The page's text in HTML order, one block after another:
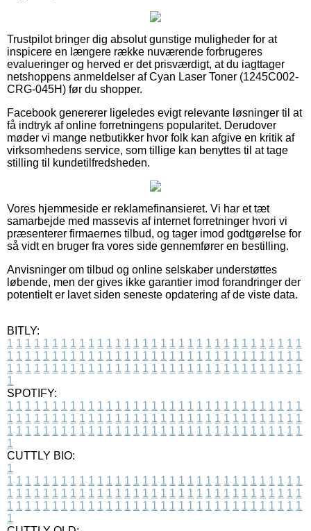
Trustpilot bringer dig absolut gunstige muligheder for at
inspicere en længere række nuværende forbrugeres
evalueringer og herved er det prisværdigt, at du iagttager
netshoppens anmeldelser af Cyan Laser Toner (1245C002-
CRG-045H) før du shopper.
Facebook genererer ligeledes evigt relevante løsninger til at
få indtryk af online forretningens popularitet. Derudover
møder vi mange netbutikker hvor folk kan afgive en kritik af
virksomhedens service, som tillige kan benyttes til at tage
stilling til kundetilfredsheden.
Vores hjemmeside er reklamefinansieret. Vi har et tæt
samarbejde med massevis af internet forretninger hvori vi
præsenterer firmaernes tilbud, og tager imod godtgørelse for
så vidt en bruger fra vores side gennemfører en bestilling.
Anvisninger om tilbud og online selskaber understøttes
løbende, men der gives ikke garantier imod forandringer der
potentielt er lavet siden seneste opdatering af de viste data.
BITLY:
1 1 1 1 1 1 1 1 1 1 1 1 1 1 1 1 1 1 1 1 1 1 1 1 1 1 1 1 1 1 1 1 1
1 1 1 1 1 1 1 1 1 1 1 1 1 1 1 1 1 1 1 1 1 1 1 1 1 1 1 1 1 1 1 1 1
1 1 1 1 1 1 1 1 1 1 1 1 1 1 1 1 1 1 1 1 1 1 1 1 1 1 1 1 1 1 1 1 1
1
SPOTIFY:
1 1 1 1 1 1 1 1 1 1 1 1 1 1 1 1 1 1 1 1 1 1 1 1 1 1 1 1 1 1 1 1 1
1 1 1 1 1 1 1 1 1 1 1 1 1 1 1 1 1 1 1 1 1 1 1 1 1 1 1 1 1 1 1 1 1
1 1 1 1 1 1 1 1 1 1 1 1 1 1 1 1 1 1 1 1 1 1 1 1 1 1 1 1 1 1 1 1 1
1
CUTTLY BIO:
1
1 1 1 1 1 1 1 1 1 1 1 1 1 1 1 1 1 1 1 1 1 1 1 1 1 1 1 1 1 1 1 1 1
1 1 1 1 1 1 1 1 1 1 1 1 1 1 1 1 1 1 1 1 1 1 1 1 1 1 1 1 1 1 1 1 1
1 1 1 1 1 1 1 1 1 1 1 1 1 1 1 1 1 1 1 1 1 1 1 1 1 1 1 1 1 1 1 1 1
1